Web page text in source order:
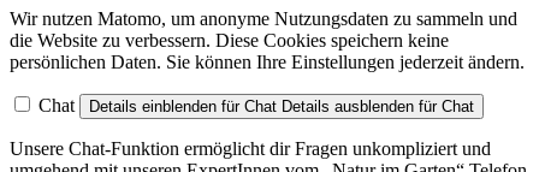
Wir nutzen Matomo, um anonyme Nutzungsdaten zu sammeln und
die Website zu verbessern. Diese Cookies speichern keine
persönlichen Daten. Sie können Ihre Einstellungen jederzeit ändern.
Chat Details einblenden für Chat Details ausblenden für Chat
Unsere Chat-Funktion ermöglicht dir Fragen unkompliziert und